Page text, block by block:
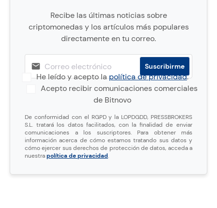
Recibe las últimas noticias sobre
criptomonedas y los artículos más populares
directamente en tu correo.
He leído y acepto lapolítica de privacidad.
Acepto recibir comunicaciones comerciales
de Bitnovo
De conformidad con el RGPD y la LOPDGDD, PRESSBROKERS
S.L. tratará los datos facilitados, con la finalidad de enviar
comunicaciones a los suscriptores. Para obtener más
información acerca de cómo estamos tratando sus datos y
cómo ejercer sus derechos de protección de datos, acceda a
nuestrapolítica de privacidad.